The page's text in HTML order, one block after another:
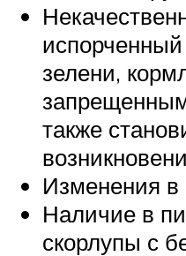
испорченный
зелени,
также
Изменения
Наличие в
скорлупы с